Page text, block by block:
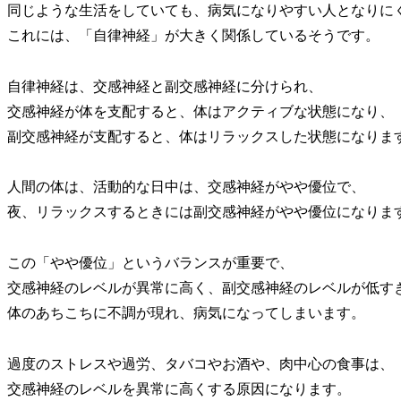
同じような生活をしていても、病気になりやすい人となりに
これには、「自律神経」が大きく関係しているそうです。
自律神経は、交感神経と副交感神経に分けられ、
交感神経が体を支配すると、体はアクティブな状態になり、
副交感神経が支配すると、体はリラックスした状態になりま
人間の体は、活動的な日中は、交感神経がやや優位で、
夜、リラックスするときには副交感神経がやや優位になりま
この「やや優位」というバランスが重要で、
交感神経のレベルが異常に高く、副交感神経のレベルが低す
体のあちこちに不調が現れ、病気になってしまいます。
過度のストレスや過労、タバコやお酒や、肉中心の食事は、
交感神経のレベルを異常に高くする原因になります。